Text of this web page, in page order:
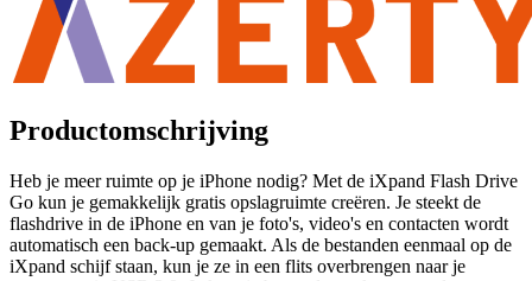
Productomschrijving
Heb je meer ruimte op je iPhone nodig? Met de iXpand Flash Drive
Go kun je gemakkelijk gratis opslagruimte creëren. Je steekt de
flashdrive in de iPhone en van je foto's, video's en contacten wordt
automatisch een back-up gemaakt. Als de bestanden eenmaal op de
iXpand schijf staan, kun je ze in een flits overbrengen naar je